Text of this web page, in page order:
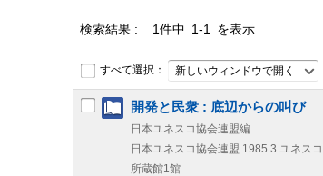
検索結果 1件中 1-1 を表示
すべて選択： 新しいウィンドウで開く
開発と民衆 : 底辺からの叫び
日本ユネスコ協会連盟編
日本ユネスコ協会連盟 1985.3 ユネス
所蔵館1館